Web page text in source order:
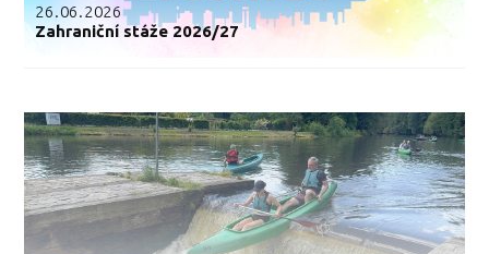
26.06.2026
Zahraniční stáže 2026/27